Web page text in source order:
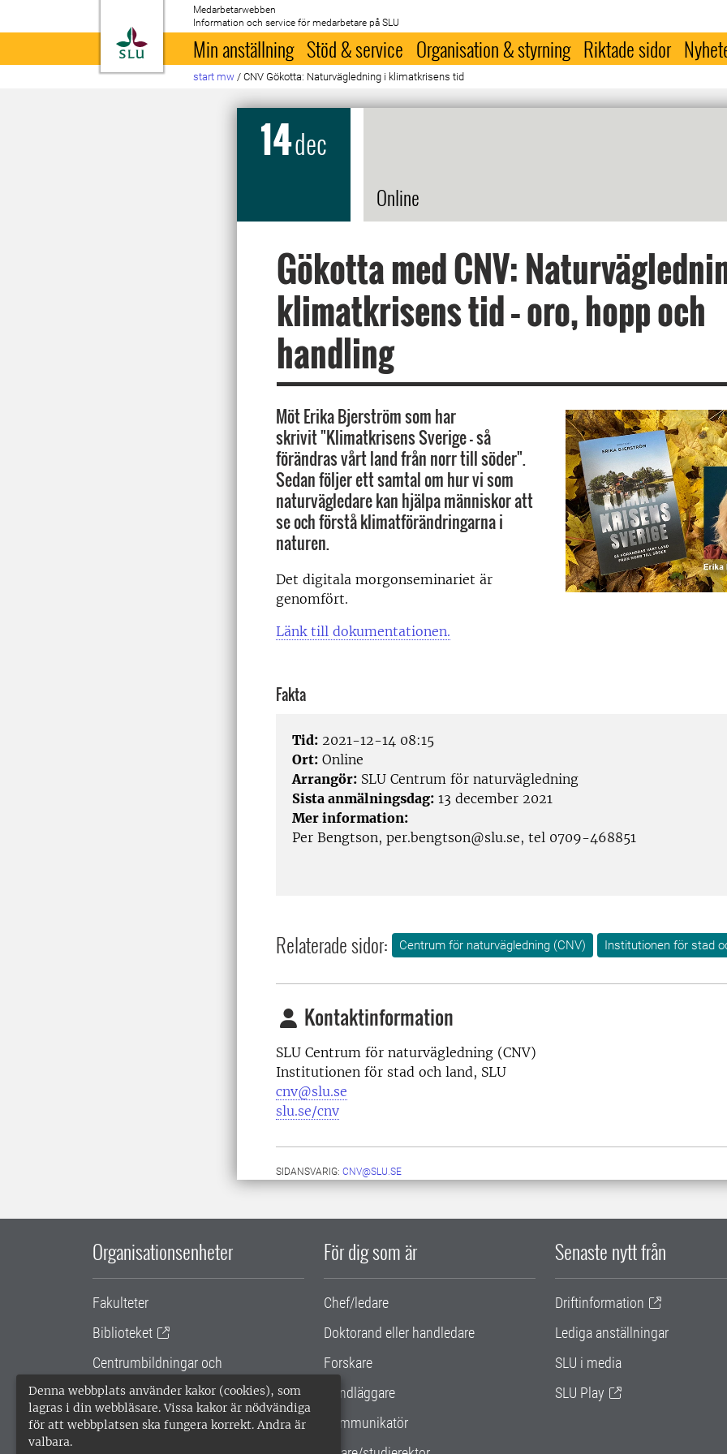
Denna webbplats använder kakor (cookies), som
lagras i din webbläsare. Vissa kakor är nödvändiga
för att webbplatsen ska fungera korrekt. Andra är
valbara.
Till startsida
Medarbetarwebben
Information och service för medarbetare på SLU
Min anställning Stöd & service Organisation & styrning Riktade sidor
start mw / CNV Gökotta: Naturvägledning i klimatkrisens tid
14dec
Online
Gökotta med CNV:
klimatkrisens tid – oro, hopp och
handling
Möt Erika Bjerström som har
skrivit "Klimatkrisens Sverige – så
förändras vårt land från norr till söder".
Sedan följer ett samtal om hur vi som
naturvägledare kan hjälpa människor att
se och förstå klimatförändringarna i
naturen.
Det digitala morgonseminariet är
genomfört.
Länk till dokumentationen.
Fakta
Tid: 2021-12-14 08:15
Ort: Online
Arrangör: SLU Centrum för naturvägledning
Sista anmälningsdag: 13 december 2021
Mer information:
Per Bengtson, per.bengtson@slu.se, tel 0709-468851
Relaterade sidor: Centrum för naturvägledning (CNV) Institutionen för stad
Kontaktinformation
SLU Centrum för naturvägledning (CNV)
Institutionen för stad och land, SLU
cnv@slu.se
slu.se/cnv
SIDANSVARIG: CNV@SLU.SE
Organisationsenheter
Fakulteter
Biblioteket
Centrumbildningar och
samarbetsprojekt
Gemensamma verksamhetsstödet
För dig som är
Chef/ledare
Doktorand eller handledare
Forskare
Handläggare
Kommunikatör
Senaste nytt från
Driftinformation
Lediga anställningar
SLU i media
SLU Play